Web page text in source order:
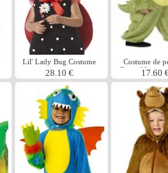
Lil' Lady Bug Costume
28.10 €
Costume de
Crocodile17.60